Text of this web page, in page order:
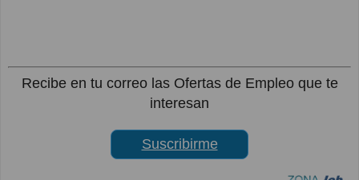
Recibe en tu correo las Ofertas de Empleo que te
interesan
Suscribirme